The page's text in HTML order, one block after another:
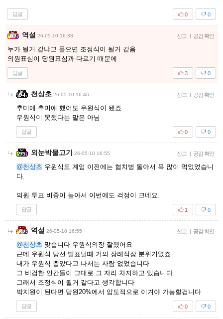
답글 0
0
역설 26-05-10 16:33 신고 | 공감 확인
누가 될거 같냐고 물으면 조정식이 될거 같음
의원표심이 당원표심과 다르기 때문에
답글 0
3
천상초 26-05-10 16:46 신고 | 공감 확인
추미애 추미애 했어도 우원식이 됐죠
우원식이 못했다는 말은 아님
답글 0
0
외눈박물고기 26-05-10 16:55 신고 | 공감 확인
@천상초 우원식도 계엄 이전에는 협치병 돌아서 욕 많이 먹었었습니
다.
의원 투표 비중이 높아서 이번에도 걱정이 크네요.
답글 0
1
역설 26-05-10 16:55 신고 | 공감 확인
@천상초 맞습니다 우원식의장 잘했어요
근데 우원식 당선 발표날때 거의 장례식장 분위기였죠
내가 우원식 뽑았다고 나서는 사람 없었습니다
그 비겁한 인간들이 그대로 그 자리 차지하고 있습니다
그래서 조정식이 될거 같다고 생각합니다
박지원이 된다면 당원20%에서 압도적으로 이겨야 가능할겁니다
답글 0
0